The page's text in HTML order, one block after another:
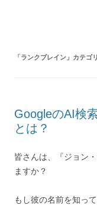
「ランクブレイン 」カテゴ
GoogleのAI検
とは？
皆さんは、『ジョン
ますか？
もし彼の名前を知っ